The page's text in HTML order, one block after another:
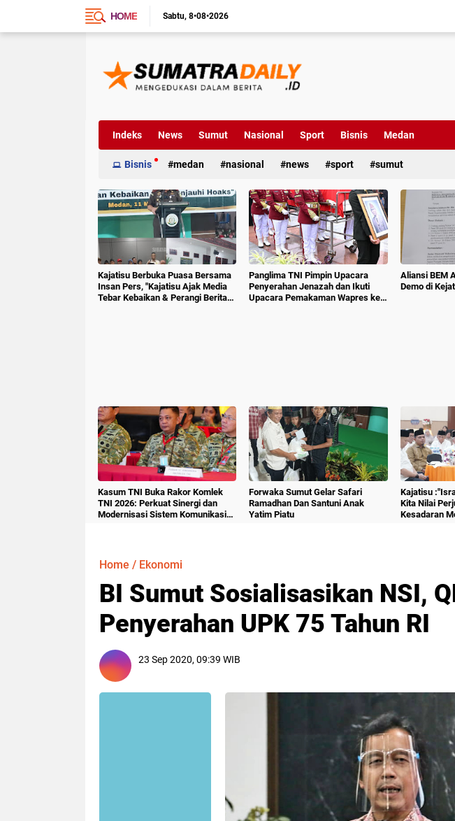
HOME Sabtu 8•08•2026
Indeks News Sumut Nasional Sport Bisnis Medan
Bisnis medan nasional news sport sumut
Kajatisu Berbuka Puasa Bersama
Insan Pers, "Kajatisu Ajak Media
Tebar Kebaikan & Perangi Berita
Panglima TNI Pimpin Upacara
Penyerahan Jenazah dan Ikuti
Upacara Pemakaman Wapres ke-
Aliansi BEM
Demo di
Kasum TNI Buka Rakor Komlek
TNI 2026: Perkuat Sinergi dan
Modernisasi Sistem Komunikasi
Forwaka Sumut Gelar Safari
Ramadhan Dan Santuni Anak
Yatim Piatu
Kajatisu
Kita Nilai
Kesadaran
Home / Ekonomi
BI Sumut Sosialisasikan NSI,
Penyerahan UPK 75 Tahun RI
23 Sep 2020, 09:39 WIB